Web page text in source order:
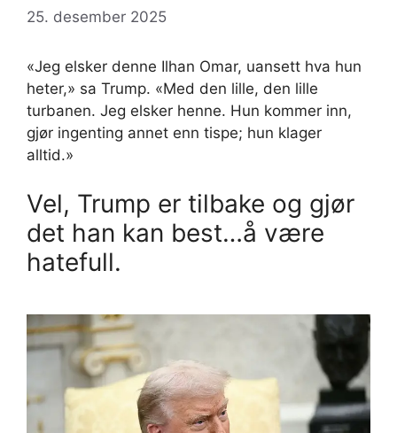
25. desember 2025
«Jeg elsker denne Ilhan Omar, uansett hva hun
heter,» sa Trump. «Med den lille, den lille
turbanen. Jeg elsker henne. Hun kommer inn,
gjør ingenting annet enn tispe; hun klager
alltid.»
Vel, Trump er tilbake og gjør
det han kan best…å være
hatefull.